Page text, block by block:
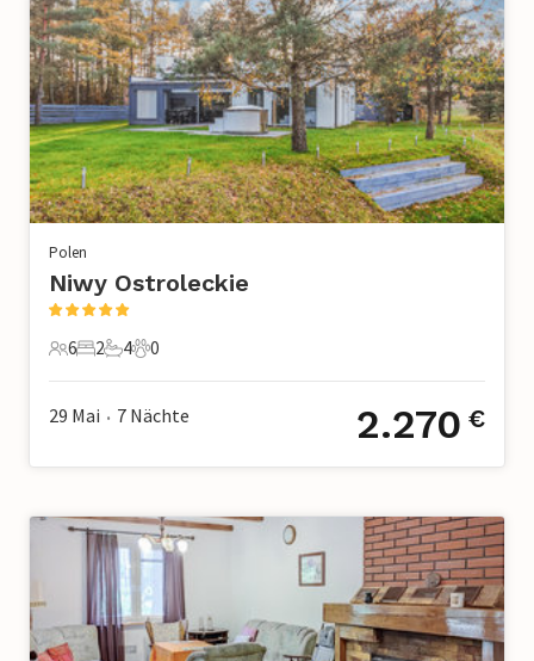
Polen
Niwy Ostroleckie
6 Gäste
6
2 Schlafzimmer
2
4 Badezimmer
4
0 Haustiere
0
29 Mai • 7 Nächte 2.270 €